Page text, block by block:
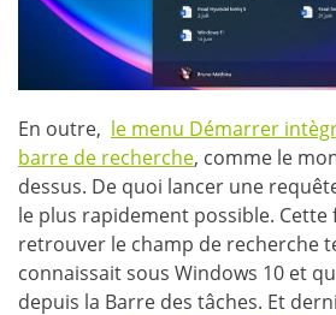
En outre, le menu Démarrer
barre de recherche, comme le
dessus. De quoi lancer une
le plus rapidement possible.
retrouver le champ de recherche
connaissait sous Windows 10 et
depuis la Barre des tâches. Et